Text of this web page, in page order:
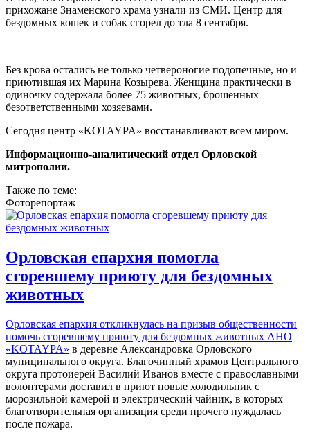
прихожане Знаменского храма узнали из СМИ. Центр для
бездомных кошек и собак сгорел до тла 8 сентября.
Без крова остались не только четвероногие подопечные, но и
приютившая их Марина Козырева. Женщина практически в
одиночку содержала более 75 животных, брошенных
безответственными хозяевами.
Сегодня центр «KOTAYPA» восстанавливают всем миром.
Информационно-аналитический отдел Орловской
митрополии.
Также по теме:
Фоторепортаж
Орловская епархия помогла
сгоревшему приюту для бездомных
животных
Орловская епархия откликнулась на призыв общественности
помочь сгоревшему приюту для бездомных животных АНО
«KOTAYPA» в деревне Александровка Орловского
муниципального округа. Благочинный храмов Центрального
округа протоиерей Василий Иванов вместе с православными
волонтерами доставил в приют новые холодильник с
морозильной камерой и электрический чайник, в которых
благотворительная организация среди прочего нуждалась
после пожара.